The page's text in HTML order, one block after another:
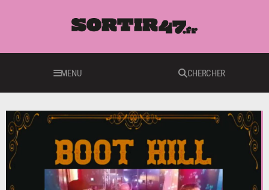
MENU CHERCHER